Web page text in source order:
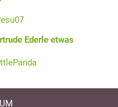
Ederle etwas